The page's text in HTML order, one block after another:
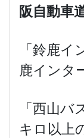
阪自動車
「鈴鹿
鹿インタ
「西山バ
キロ以上